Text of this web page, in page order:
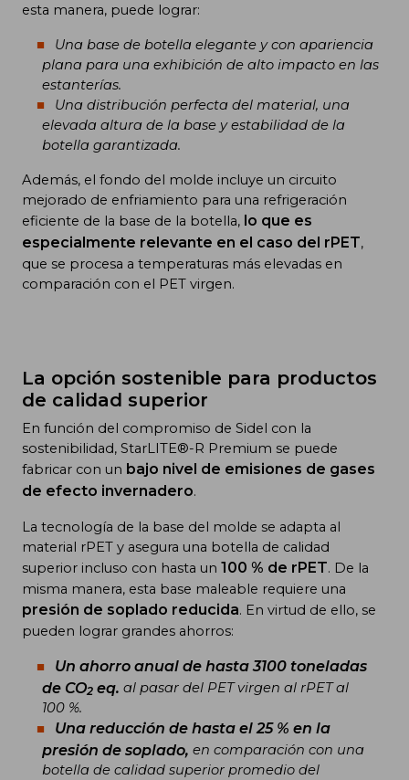
esta manera, puede lograr:
Una base de botella elegante y con apariencia
plana para una exhibición de alto impacto en las
estanterías.
Una distribución perfecta del material, una
elevada altura de la base y estabilidad de la
botella garantizada.
Además, el fondo del molde incluye un circuito
mejorado de enfriamiento para una refrigeración
eficiente de la base de la botella, lo que es
especialmente relevante en el caso del rPET,
que se procesa a temperaturas más elevadas en
comparación con el PET virgen.
La opción sostenible para productos
de calidad superior
En función del compromiso de Sidel con la
sostenibilidad, StarLITE®-R Premium se puede
fabricar con un bajo nivel de emisiones de gases
de efecto invernadero.
La tecnología de la base del molde se adapta al
material rPET y asegura una botella de calidad
superior incluso con hasta un 100 % de rPET. De la
misma manera, esta base maleable requiere una
presión de soplado reducida. En virtud de ello, se
pueden lograr grandes ahorros:
Un ahorro anual de hasta 3100 toneladas
de CO2 eq. al pasar del PET virgen al rPET al
100 %.
Una reducción de hasta el 25 % en la
presión de soplado, en comparación con una
botella de calidad superior promedio del